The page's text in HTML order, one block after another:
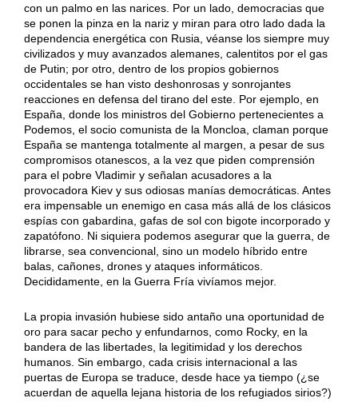
con un palmo en las narices. Por un lado, democracias que
se ponen la pinza en la nariz y miran para otro lado dada la
dependencia energética con Rusia, véanse los siempre muy
civilizados y muy avanzados alemanes, calentitos por el gas
de Putin; por otro, dentro de los propios gobiernos
occidentales se han visto deshonrosas y sonrojantes
reacciones en defensa del tirano del este. Por ejemplo, en
España, donde los ministros del Gobierno pertenecientes a
Podemos, el socio comunista de la Moncloa, claman porque
España se mantenga totalmente al margen, a pesar de sus
compromisos otanescos, a la vez que piden comprensión
para el pobre Vladimir y señalan acusadores a la
provocadora Kiev y sus odiosas manías democráticas. Antes
era impensable un enemigo en casa más allá de los clásicos
espías con gabardina, gafas de sol con bigote incorporado y
zapatófono. Ni siquiera podemos asegurar que la guerra, de
librarse, sea convencional, sino un modelo híbrido entre
balas, cañones, drones y ataques informáticos.
Decididamente, en la Guerra Fría vivíamos mejor.
La propia invasión hubiese sido antaño una oportunidad de
oro para sacar pecho y enfundarnos, como Rocky, en la
bandera de las libertades, la legitimidad y los derechos
humanos. Sin embargo, cada crisis internacional a las
puertas de Europa se traduce, desde hace ya tiempo (¿se
acuerdan de aquella lejana historia de los refugiados sirios?)